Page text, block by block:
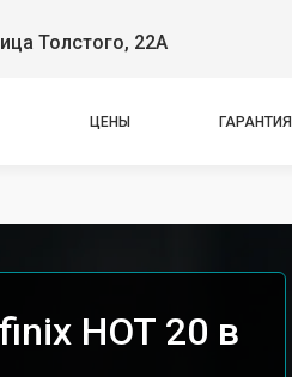
Толстого, 22А
ЦЕНЫ ГАРАНТИЯ
HOT 20 в